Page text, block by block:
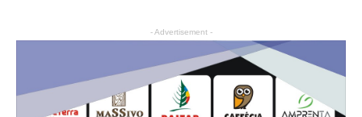
- Advertisement -